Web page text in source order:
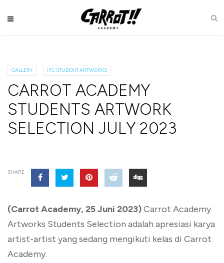
GALLERY IFC STUDENT ARTWORKS
CARROT ACADEMY
STUDENTS ARTWORK
SELECTION JULY 2023
SHARE
(Carrot Academy, 25 Juni 2023)Carrot Academy
Artworks Students Selection adalah apresiasi karya
artist-artist yang sedang mengikuti kelas di Carrot
Academy.